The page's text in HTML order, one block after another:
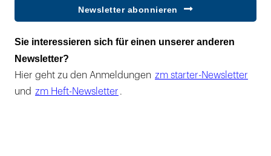
Newsletter abonnieren
Sie interessieren sich für einen unserer anderen
Newsletter?
Hier geht zu den Anmeldungen zm starter-Newsletter
und zm Heft-Newsletter .